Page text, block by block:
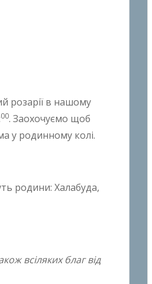
розарії в нашому
00. Заохочуємо щоб
у родинному колі.
родини: Халабуда,
всіляких благ від